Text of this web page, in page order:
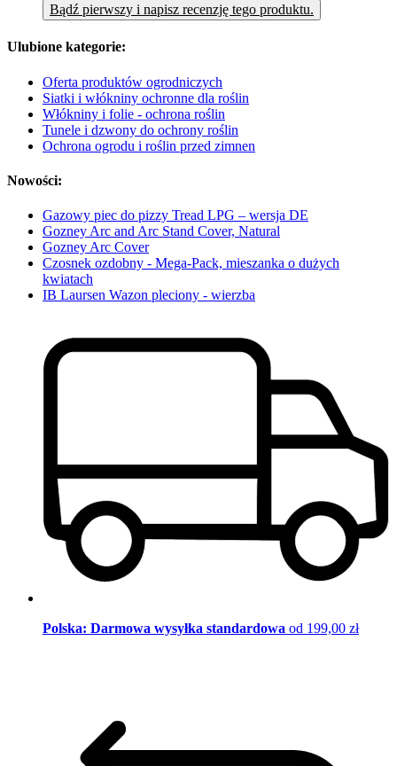
Bądź pierwszy i napisz recenzję tego produktu.
Ulubione kategorie:
Oferta produktów ogrodniczych
Siatki i włókniny ochronne dla roślin
Włókniny i folie - ochrona roślin
Tunele i dzwony do ochrony roślin
Ochrona ogrodu i roślin przed zimnen
Nowości:
Gazowy piec do pizzy Tread LPG – wersja DE
Gozney Arc and Arc Stand Cover, Natural
Gozney Arc Cover
Czosnek ozdobny - Mega-Pack, mieszanka o dużych
kwiatach
IB Laursen Wazon pleciony - wierzba
Polska: Darmowa wysyłka standardowa od 199,00 zł